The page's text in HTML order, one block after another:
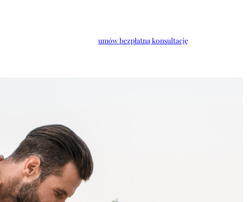
umów bezpłatną konsultację